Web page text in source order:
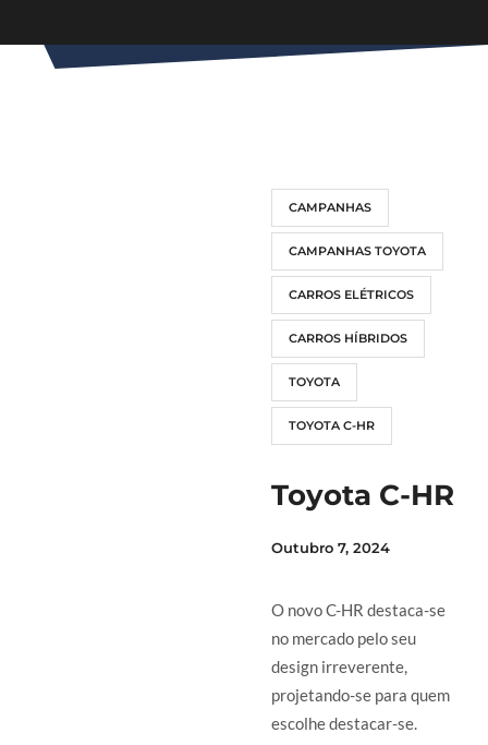
CAMPANHAS
CAMPANHAS TOYOTA
CARROS ELÉTRICOS
CARROS HÍBRIDOS
TOYOTA
TOYOTA C-HR
Toyota C-HR
Outubro 7, 2024
O novo C-HR destaca-se
no mercado pelo seu
design irreverente,
projetando-se para quem
escolhe destacar-se.